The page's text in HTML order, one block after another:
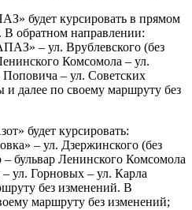
будет курсировать в прямом
В обратном направлении:
– ул. Врублевского (без
Комсомола – ул.
– ул. Советских
далее по своему маршруту без
будет курсировать:
– ул. Дзержинского (без
бульвар Ленинского Комсомола
ул. Горновых – ул. Карла
без изменений. В
маршруту без изменений;